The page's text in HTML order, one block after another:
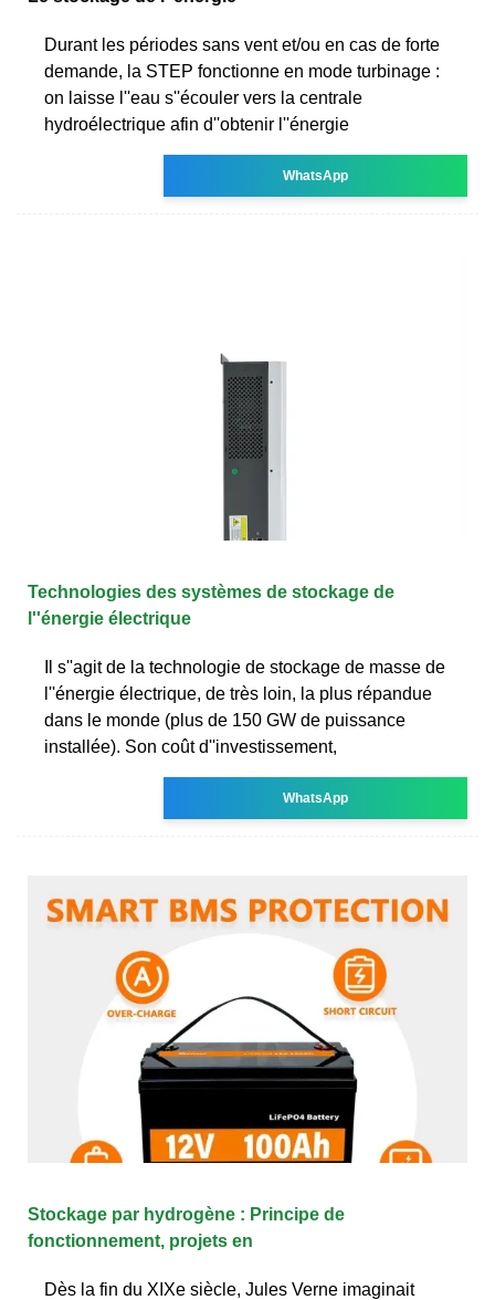
Durant les périodes sans vent et/ou en cas de forte
demande, la STEP fonctionne en mode turbinage :
on laisse l''eau s''écouler vers la centrale
hydroélectrique afin d''obtenir l''énergie
WhatsApp
Technologies des systèmes de stockage de
l''énergie électrique
Il s''agit de la technologie de stockage de masse de
l''énergie électrique, de très loin, la plus répandue
dans le monde (plus de 150 GW de puissance
installée). Son coût d''investissement,
WhatsApp
Stockage par hydrogène : Principe de
fonctionnement, projets en
Dès la fin du XIXe siècle, Jules Verne imaginait